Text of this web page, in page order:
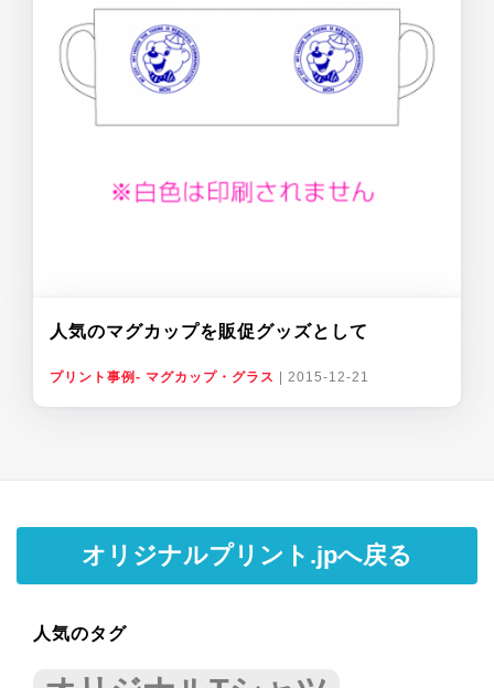
人気のマグカップを販促グッズとして
プリント事例- マグカップ・グラス 2015-12-21
オリジナルプリント.jpへ戻る
人気のタグ